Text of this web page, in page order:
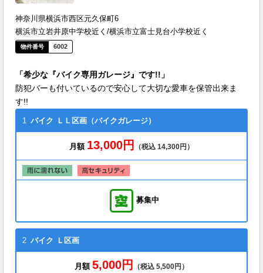
神奈川県横浜市西区元久保町6
横浜市立岩井原中学校近く/横浜市立富士見台小学校近く
6002
「希少な『バイク専用ガレージ』です!!」
防犯バーも付いているので安心して大切な愛車を保管出来ま
す!!
1 バイク ＬＬ区画（バイクガレージ）
月額 13,000円 （税込 14,300円）
募集中
2 バイク Ｌ区画
月額 5,000円 （税込 5,500円）